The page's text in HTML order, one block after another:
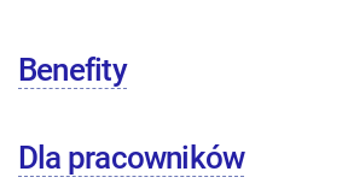
Benefity
Dla pracowników